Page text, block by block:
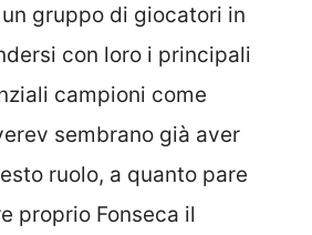
gruppo di giocatori in
con loro i principali
campioni come
sembrano già aver
ruolo, a quanto pare
proprio Fonseca il